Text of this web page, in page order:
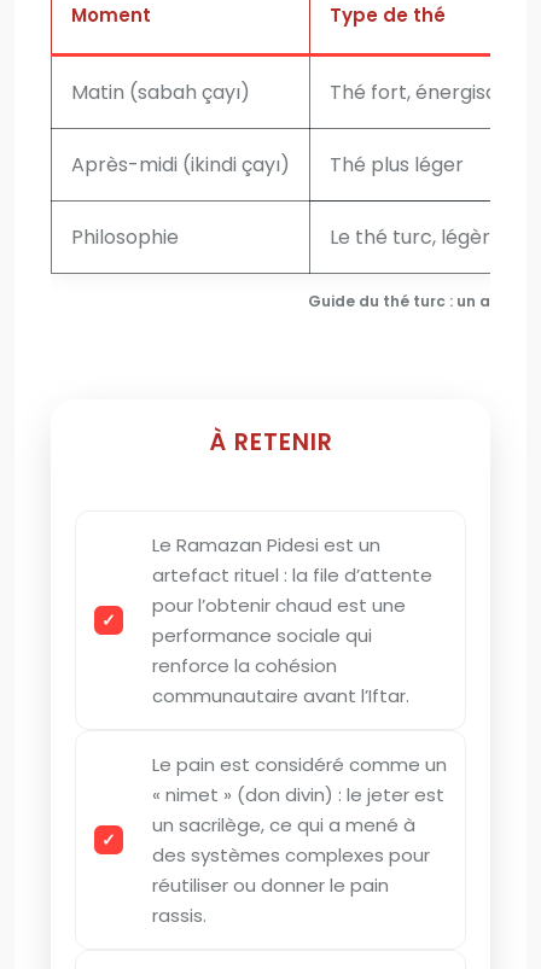
Guide du thé turc : un
Moment Type de thé
Matin (sabah çayı) Thé fort, énergisant
Après-midi (ikindi çayı) Thé plus léger
Philosophie Le thé turc,
À RETENIR
Le Ramazan Pidesi est un
artefact rituel : la file d’attente
pour l’obtenir chaud est une
performance sociale qui
renforce la cohésion
communautaire avant l’Iftar.
Le pain est considéré comme un
« nimet » (don divin) : le jeter est
un sacrilège, ce qui a mené à
des systèmes complexes pour
réutiliser ou donner le pain
rassis.